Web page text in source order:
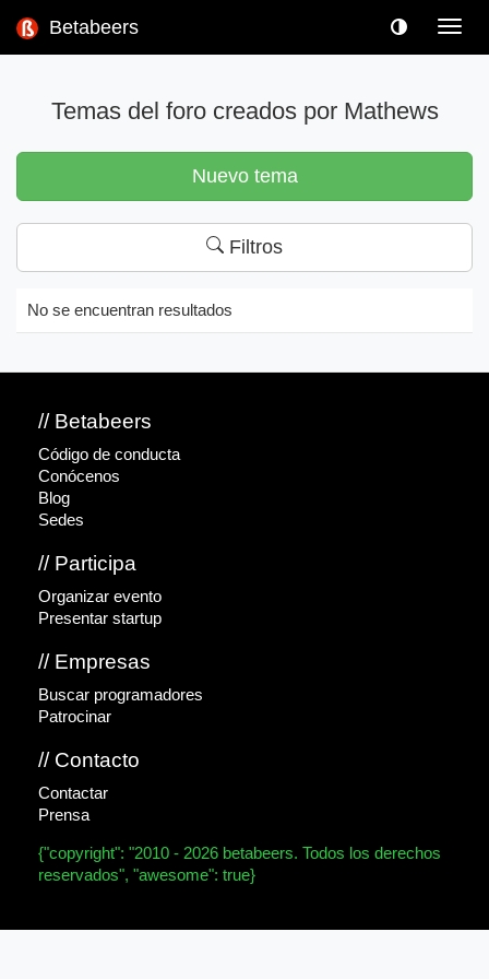
Betabeers
Temas del foro creados por Mathews
Nuevo tema
Filtros
No se encuentran resultados
// Betabeers
Código de conducta
Conócenos
Blog
Sedes
// Participa
Organizar evento
Presentar startup
// Empresas
Buscar programadores
Patrocinar
// Contacto
Contactar
Prensa
{"copyright": "2010 - 2026 betabeers. Todos los derechos
reservados", "awesome": true}